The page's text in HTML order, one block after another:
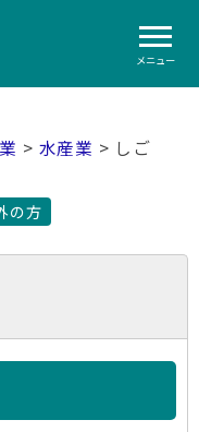
メニュー
> 水産業 > しご
の方